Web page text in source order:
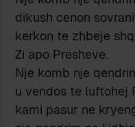
dikush cenon
kerkon te zhbeje
Zi apo Presheve.
Nje komb nje
u vendos te luftohej
kami pasur ne